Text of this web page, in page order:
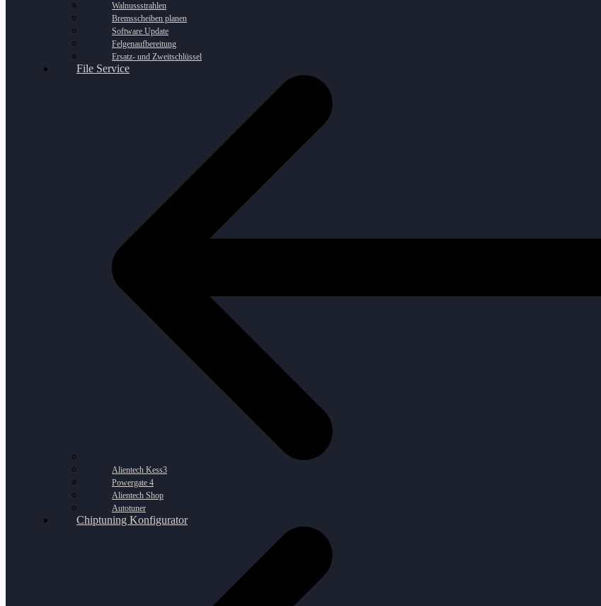
Walnussstrahlen
Bremsscheiben planen
Software Update
Felgenaufbereitung
Ersatz- und Zweitschlüssel
File Service
Alientech Kess3
Powergate 4
Alientech Shop
Autotuner
Chiptuning Konfigurator